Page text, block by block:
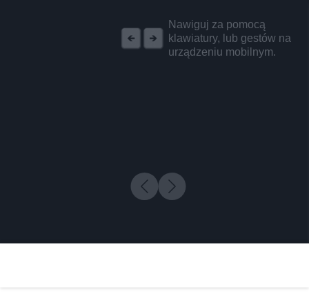
Nawiguj za pomocą
klawiatury, lub gestów na
urządzeniu mobilnym.